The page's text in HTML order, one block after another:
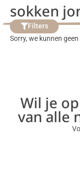
sokken
Filters
Sorry, we kunnen
Wil je
van alle